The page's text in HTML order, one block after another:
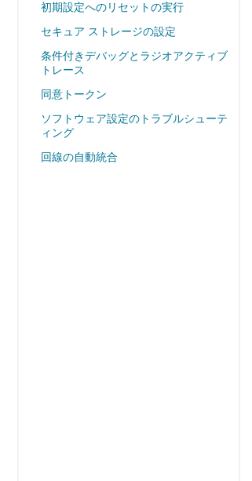
初期設定へのリセットの実行
セキュア ストレージの設定
条件付きデバッグとラジオアクティブ
トレース
同意トークン
ソフトウェア設定のトラブルシューテ
ィング
回線の自動統合